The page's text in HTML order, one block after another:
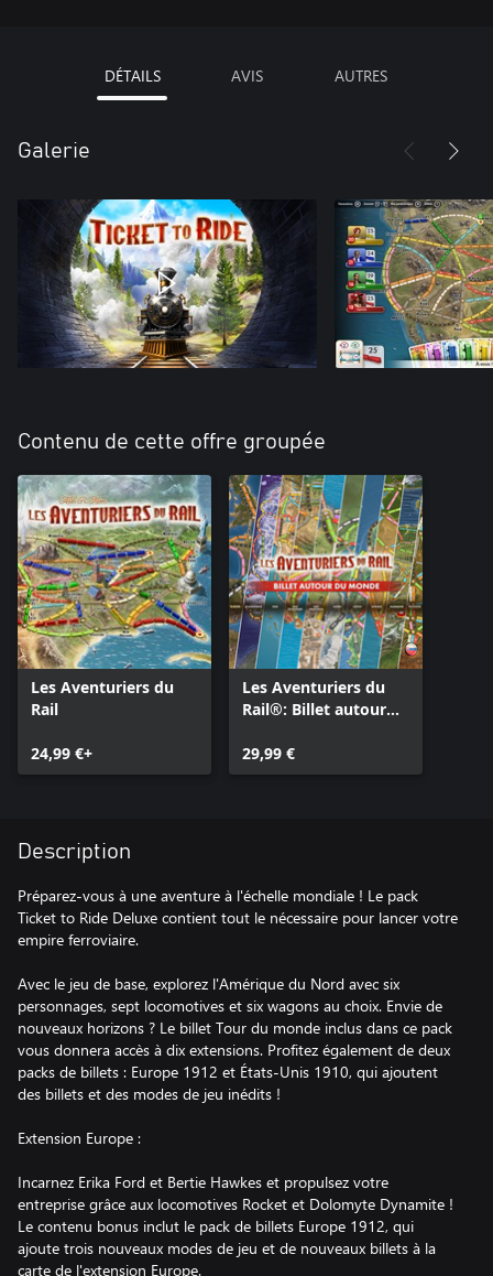
DÉTAILS AVIS AUTRES
Galerie
Contenu de cette offre groupée
Les Aventuriers du
Rail
24,99 €+
Les Aventuriers du
Rail®: Billet autour
29,99 €
Description
Préparez-vous à une aventure à l'échelle mondiale ! Le pack
Ticket to Ride Deluxe contient tout le nécessaire pour lancer votre
empire ferroviaire.
Avec le jeu de base, explorez l'Amérique du Nord avec six
personnages, sept locomotives et six wagons au choix. Envie de
nouveaux horizons ? Le billet Tour du monde inclus dans ce pack
vous donnera accès à dix extensions. Profitez également de deux
packs de billets : Europe 1912 et États-Unis 1910, qui ajoutent
des billets et des modes de jeu inédits !
Extension Europe :
Incarnez Erika Ford et Bertie Hawkes et propulsez votre
entreprise grâce aux locomotives Rocket et Dolomyte Dynamite !
Le contenu bonus inclut le pack de billets Europe 1912, qui
ajoute trois nouveaux modes de jeu et de nouveaux billets à la
carte de l'extension Europe.